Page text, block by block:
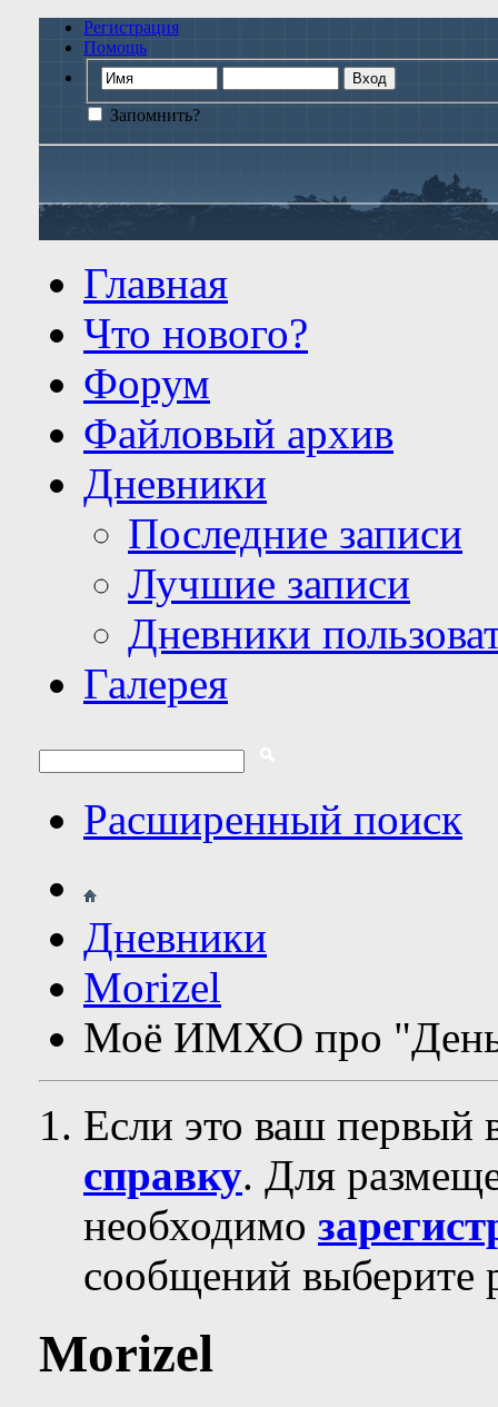
Регистрация
Помощь
Запомнить?
Главная
Что нового?
Форум
Файловый архив
Дневники
Последние записи
Лучшие записи
Дневники
Галерея
Расширенный поиск
Дневники
Morizel
Моё ИМХО про
Если это ваш первый
справку. Для
необходимо
сообщений выберите
Morizel